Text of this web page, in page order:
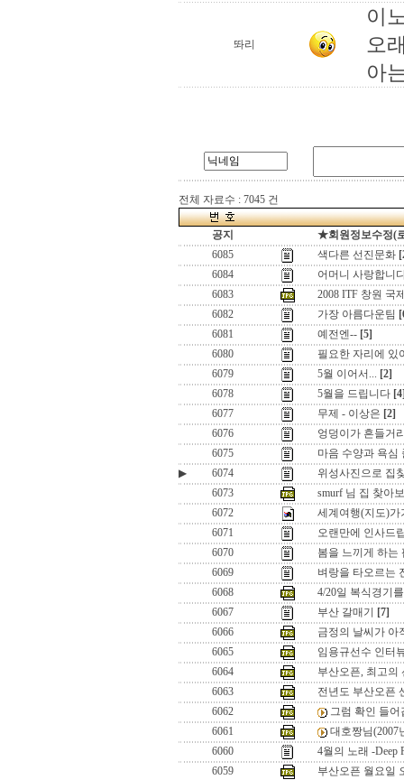
똬리
이
오
아
전체 자료수 : 7045 건
공지
★회원정보수정(
6085
색다른 선진문화
6084
어머니 사랑합니
6083
2008 ITF 창원 국
6082
가장 아름다운팀
6081
예전엔-- [5]
6080
필요한 자리에 있
6079
5월 이어서... [2]
6078
5월을 드립니다
6077
무제 - 이상은 [2]
6076
엉덩이가 흔들거
6075
마음 수양과 욕심
▶
6074
위성사진으로 집
6073
smurf 님 집 찾아
6072
세계여행(지도)가
6071
오랜만에 인사드
6070
봄을 느끼게 하는
6069
벼랑을 타오르는
6068
4/20일 복식경기
6067
부산 갈매기
[7]
6066
금정의 날씨가 아
6065
임용규선수 인터
6064
부산오픈, 최고의
6063
전년도 부산오픈
6062
그럼 확인 들어
6061
대호짱님(2007
6060
4월의 노래 -Deep
6059
부산오픈 월요일